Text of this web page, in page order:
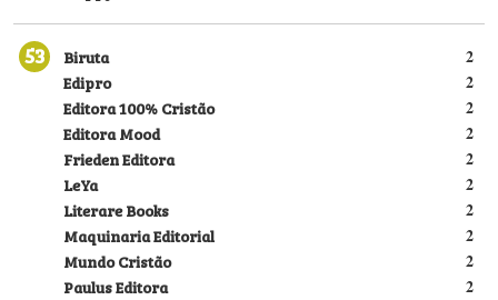
53 2
Biruta
2
Edipro
2
Editora 100% Cristão
2
Editora Mood
2
Frieden Editora
2
LeYa
2
Literare Books
2
Maquinaria Editorial
2
Mundo Cristão
2
Paulus Editora